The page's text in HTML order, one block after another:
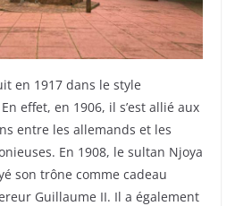
en 1917 dans le style
effet, en 1906, il s’est allié aux
entre les allemands et les
En 1908, le sultan Njoya
son trône comme cadeau
Guillaume II. Il a également